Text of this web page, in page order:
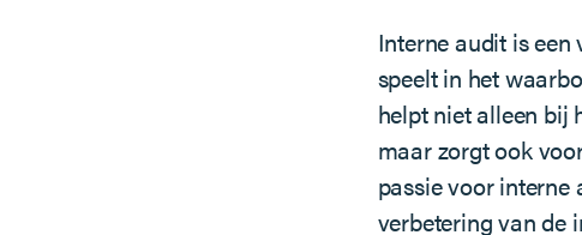
Interne audit is
speelt in het
helpt niet alleen bij
maar zorgt ook
passie voor
verbetering van de